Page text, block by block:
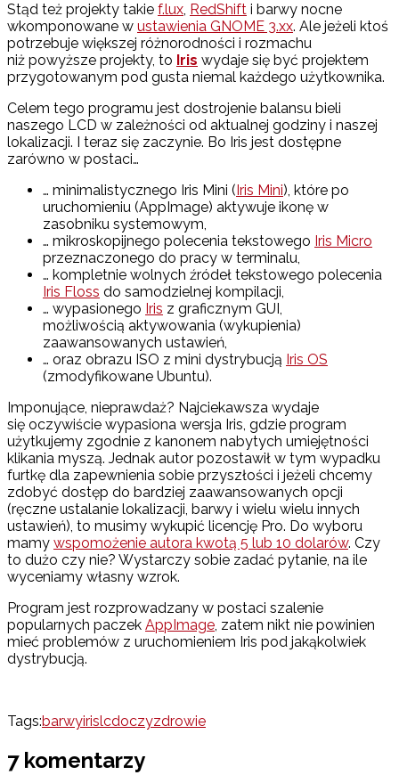
Stąd też projekty takie f.lux, RedShift i barwy nocne
wkomponowane w ustawienia GNOME 3.xx. Ale jeżeli ktoś
potrzebuje większej różnorodności i rozmachu
niż powyższe projekty, to Iris wydaje się być projektem
przygotowanym pod gusta niemal każdego użytkownika.
Celem tego programu jest dostrojenie balansu bieli
naszego LCD w zależności od aktualnej godziny i naszej
lokalizacji. I teraz się zaczynie. Bo Iris jest dostępne
zarówno w postaci…
… minimalistycznego Iris Mini ( Iris Mini), które po
uruchomieniu (AppImage) aktywuje ikonę w
zasobniku systemowym,
… mikroskopijnego polecenia tekstowego Iris Micro
przeznaczonego do pracy w terminalu,
… kompletnie wolnych źródeł tekstowego polecenia
Iris Floss do samodzielnej kompilacji,
… wypasionego Iris z graficznym GUI,
możliwością aktywowania (wykupienia)
zaawansowanych ustawień,
… oraz obrazu ISO z mini dystrybucją Iris OS
(zmodyfikowane Ubuntu).
Imponujące, nieprawdaż? Najciekawsza wydaje
się oczywiście wypasiona wersja Iris, gdzie program
użytkujemy zgodnie z kanonem nabytych umiejętności
klikania myszą. Jednak autor pozostawił w tym wypadku
furtkę dla zapewnienia sobie przyszłości i jeżeli chcemy
zdobyć dostęp do bardziej zaawansowanych opcji
(ręczne ustalanie lokalizacji, barwy i wielu wielu innych
ustawień), to musimy wykupić licencję Pro. Do wyboru
mamy wspomożenie autora kwotą 5 lub 10 dolarów. Czy
to dużo czy nie? Wystarczy sobie zadać pytanie, na ile
wyceniamy własny wzrok.
Program jest rozprowadzany w postaci szalenie
popularnych paczek AppImage, zatem nikt nie powinien
mieć problemów z uruchomieniem Iris pod jakąkolwiek
dystrybucją.
Tags:barwyirislcdoczyzdrowie
7 komentarzy